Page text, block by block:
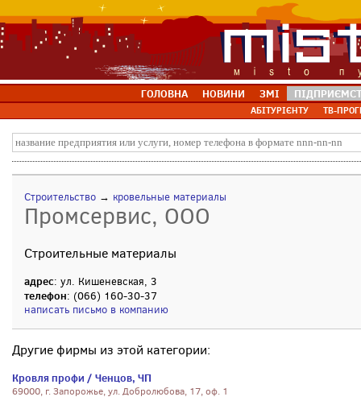
ГОЛОВНА НОВИНИ ЗМІ
АБІТУРІЄНТУ ТВ-
Строительство → кровельные материалы
Промсервис, ООО
Строительные материалы
адрес: ул. Кишеневская, 3
телефон: (066) 160-30-37
написать письмо в компанию
Другие фирмы из этой категории:
Кровля профи / Ченцов, ЧП
69000, г. Запорожье, ул. Добролюбова, 17, оф. 1